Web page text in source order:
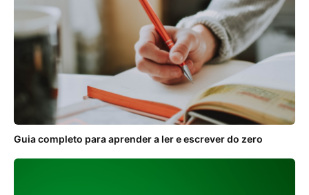
Guia completo para aprender a ler e escrever do zero